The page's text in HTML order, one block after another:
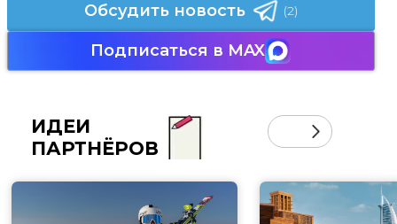
Обсудить новость (2)
Подписаться в MAX
ИДЕИ
ПАРТНЁРОВ